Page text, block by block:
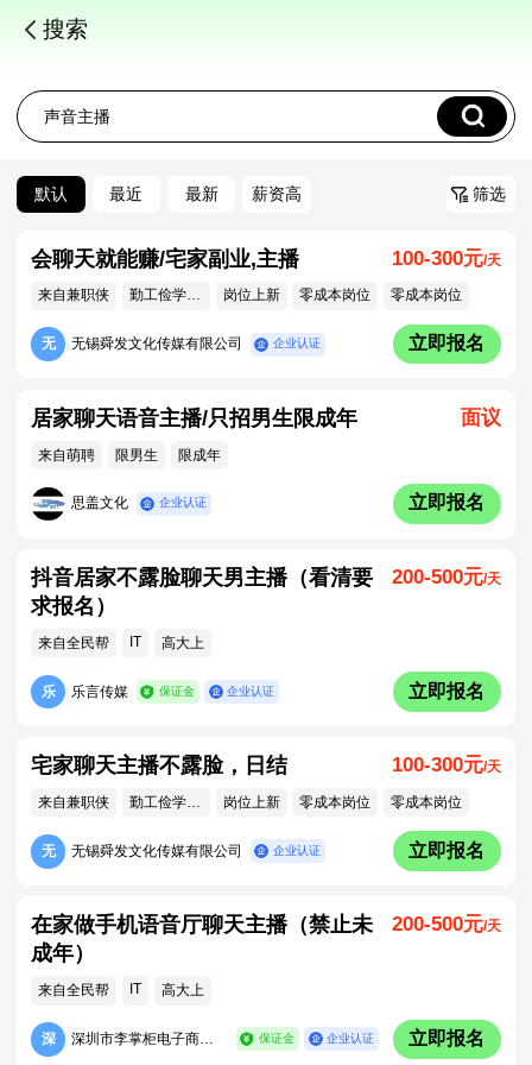
搜索
默认 最近 最新 薪资高 筛选
会聊天就能赚/宅家副业,主播 100-300元/天
来自兼职侠 勤工俭学专区 岗位上新 零成本岗位 零成本岗位
无 无锡舜发文化传媒有限公司 企业认证 立即报名
居家聊天语音主播/只招男生限成年 面议
来自萌聘 限男生 限成年
思盖文化 企业认证 立即报名
抖音居家不露脸聊天男主播（看清要
求报名）
200-500元/天
来自全民帮 IT 高大上
乐 乐言传媒 保证金 企业认证 立即报名
宅家聊天主播不露脸，日结 100-300元/天
来自兼职侠 勤工俭学专区 岗位上新 零成本岗位 零成本岗位
无 无锡舜发文化传媒有限公司 企业认证 立即报名
在家做手机语音厅聊天主播（禁止未
成年）
200-500元/天
来自全民帮 IT 高大上
深 深圳市李掌柜电子商务有限公司 保证金 企业认证 立即报名